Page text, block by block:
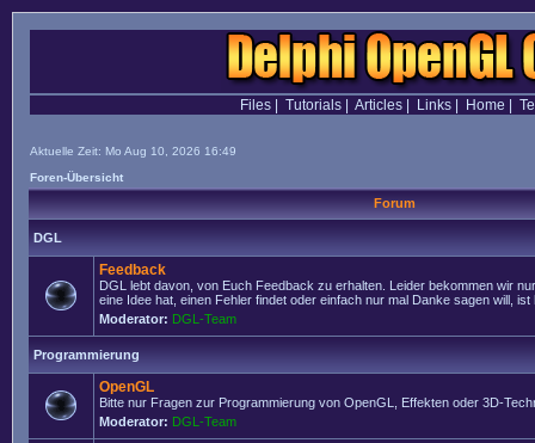
Files| Tutorials| Articles| Links| Home
Aktuelle Zeit: Mo Aug 10, 2026 16:49
Foren-Übersicht
Forum
DGL
Feedback
DGL lebt davon, von Euch Feedback zu erhalten. Leider bekommen wir
eine Idee hat, einen Fehler findet oder einfach nur mal Danke sagen will, ist
Moderator: DGL-Team
Programmierung
OpenGL
Bitte nur Fragen zur Programmierung von OpenGL, Effekten oder 3D-
Moderator: DGL-Team